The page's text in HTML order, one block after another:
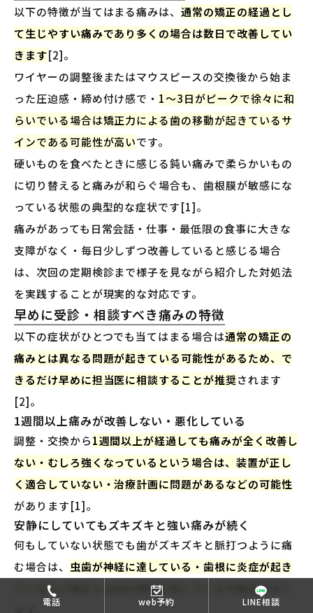
電話 web予約 LINE相談
以下の特徴が当てはまる痛みは、通常の矯正の経過とし
て生じやすい痛みであり多くの場合は数日で改善してい
きます[2]。
ワイヤーの調整後またはマウスピースの交換後から始ま
った圧迫感・締め付け感で・ 1〜3日がピークで徐々に和
らいでいる場合は矯正力による歯の移動が起きているサ
インである可能性が高いです。
硬いものを食べたときに感じる鈍い痛みで柔らかいもの
に切り替えると痛みが和らぐ場合も、歯根膜が敏感にな
っている状態の典型的な症状です[1]。
痛みがあっても日常会話・仕事・最低限の食事に大きな
支障がなく・毎日少しずつ改善していると感じる場合
は、次回の定期検診まで様子を見ながら紹介した対処法
を実践することが現実的な対応です。
早めに受診・相談すべき痛みの特徴
以下の症状がひとつでも当てはまる場合は通常の矯正の
痛みとは異なる問題が起きている可能性があるため、で
きるだけ早めに担当医に相談することが推奨されます
[2]。
1週間以上痛みが改善しない・悪化している
調整・交換から1週間以上が経過しても痛みが全く改善し
ない・むしろ強くなっているという場合は、装置が正し
く適合していない・治療計画に問題があるなどの可能性
があります[1]。
安静にしていてもズキズキと強い痛みが続く
何もしていない状態でも歯がズキズキと脈打つように痛
む場合は、 虫歯が神経に達している・歯根に炎症が起き
ているなど矯正とは別の問題が生じている可能性があり